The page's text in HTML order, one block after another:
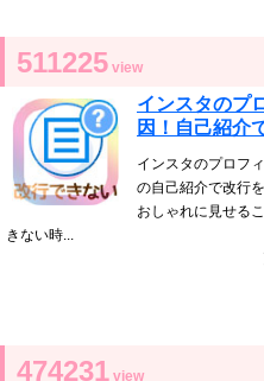
511225 view
インスタのプ
因！自己紹介
インスタのプロフ
の自己紹介で改行
おしゃれに見せる
きない時...
474231 view